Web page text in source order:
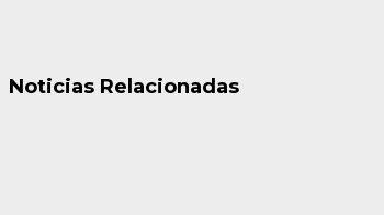
Noticias Relacionadas